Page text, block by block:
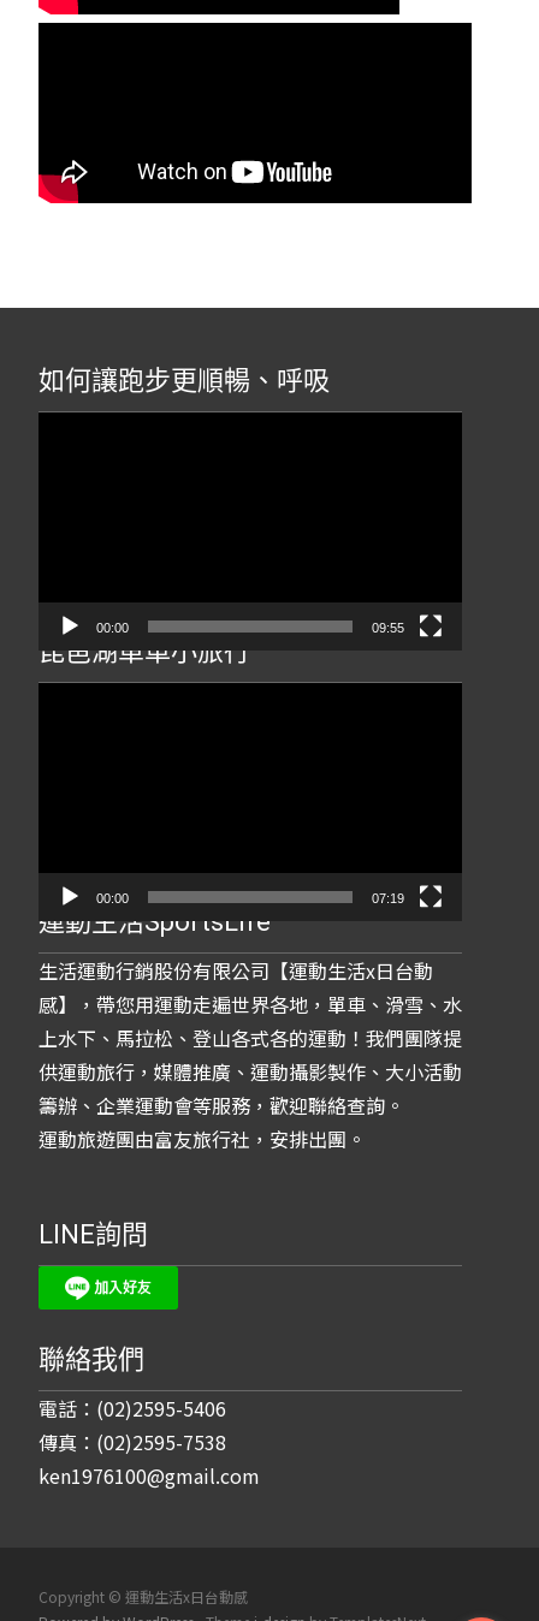
如何讓跑步更順暢、呼吸
00:00 09:55
琵琶湖單車小旅行
00:00 07:19
運動生活SportsLife
生活運動行銷股份有限公司【運動生活x日台動
感】，帶您用運動走遍世界各地，單車、滑雪、水
上水下、馬拉松、登山各式各的運動！我們團隊提
供運動旅行，媒體推廣、運動攝影製作、大小活動
籌辦、企業運動會等服務，歡迎聯絡查詢。
運動旅遊團由富友旅行社，安排出團。
LINE詢問
聯絡我們
電話：(02)2595-5406
傳真：(02)2595-7538
ken1976100@gmail.com
Copyright © 運動生活x日台動感